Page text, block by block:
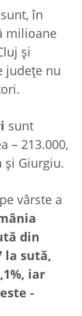
sunt, în
milioane
şi
judeţe nu
sunt
– 213.000,
şi Giurgiu.
vârste a
din
la sută,
iar
-